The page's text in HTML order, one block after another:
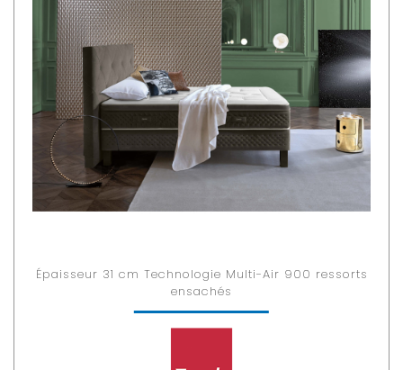
Épaisseur 31 cm Technologie Multi-Air 900 ressorts
ensachés